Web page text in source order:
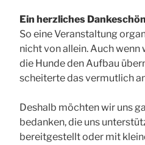
Ein herzliches
So eine Veranstaltung
nicht von allein. Auch
die Hunde den Aufbau
scheiterte das vermutlich
Deshalb möchten wir uns
bedanken, die uns
bereitgestellt oder mit